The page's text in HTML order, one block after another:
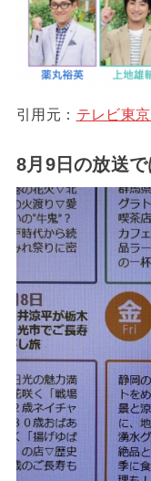
引用元： テレビ東
8月9日の放送で